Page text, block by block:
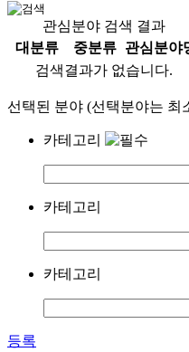
관심분야 검색 결과
대분류
중분류
관심분야
검색결과가 없습니다.
선택된 분야 (선택분야는 최
카테고리
카테고리
카테고리
등록